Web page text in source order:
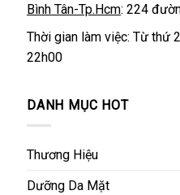
Bình Tân-Tp.Hcm: 224
Thời gian làm việc: Từ thứ
22h00
DANH MỤC HOT
Thương Hiệu
Dưỡng Da Mặt